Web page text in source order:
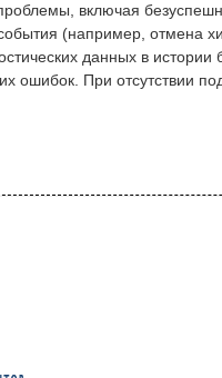
включая
(например, отмена
данных в истории
ошибок. При отсутствии